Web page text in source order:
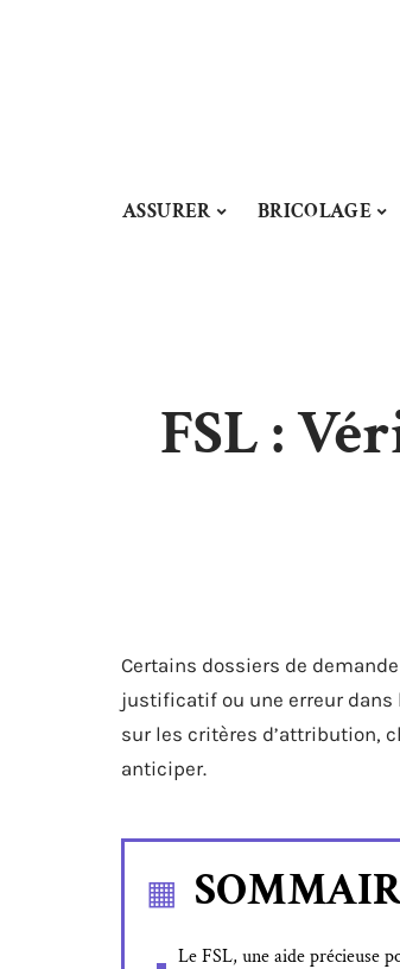
ASSURER BRICOLAGE
FSL :
Certains dossiers de
justificatif ou une erreur dans
sur les critères d’attribution,
anticiper.
Le FSL, une aide précieuse